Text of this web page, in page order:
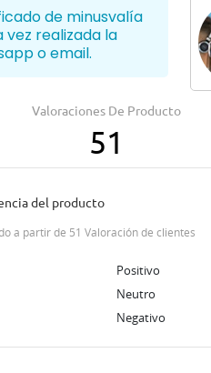
de minusvalía
vez realizada la
o email.
Valoraciones De Producto
51
del producto
a partir de 51 Valoración de clientes
Positivo
Neutro
Negativo